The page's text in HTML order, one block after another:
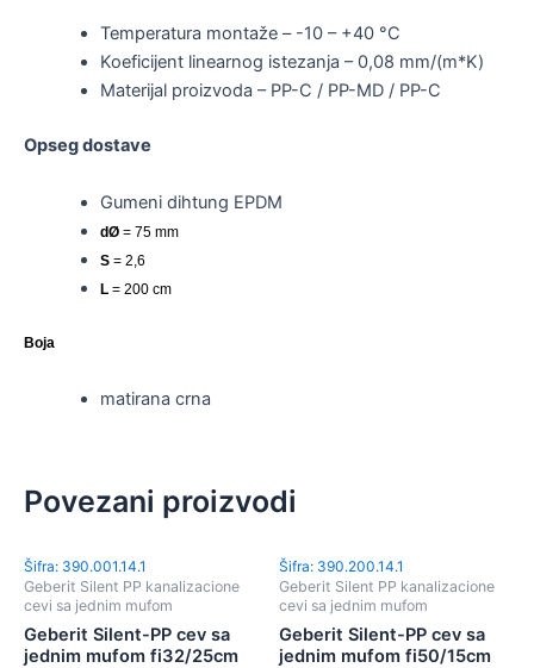
Temperatura montaže – -10 – +40 °C
Koeficijent linearnog istezanja – 0,08 mm/(m*K)
Materijal proizvoda – PP-C / PP-MD / PP-C
Opseg dostave
Gumeni dihtung EPDM
dØ = 75 mm
S = 2,6
L = 200 cm
Boja
matirana crna
Povezani proizvodi
Šifra: 390.001.14.1
Geberit Silent PP kanalizacione
cevi sa jednim mufom
Geberit Silent-PP cev sa
jednim mufom fi32/25cm
Šifra: 390.200.14.1
Geberit Silent PP kanalizacione
cevi sa jednim mufom
Geberit Silent-PP cev sa
jednim mufom fi50/15cm